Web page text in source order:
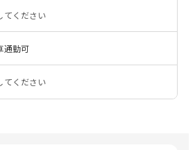
てください
通勤可
てください